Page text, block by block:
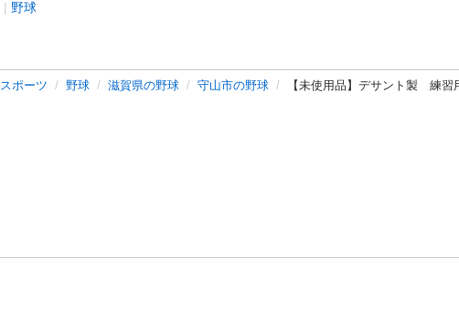
野球
スポーツ 野球 滋賀県の野球 守山市の野球 【未使用品】デサント製 練習